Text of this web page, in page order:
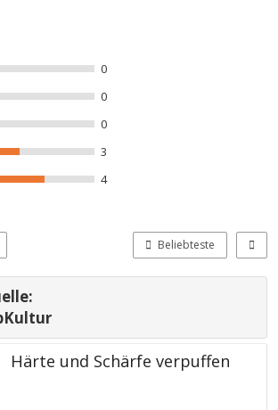
0
0
0
3
4
Beliebteste
Härte und Schärfe verpuffen